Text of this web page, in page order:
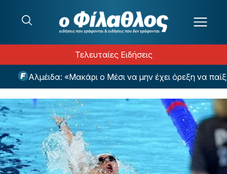
Τελευταίες Ειδήσεις
Αλμέιδα: «Μακάρι ο Μέσι να μην έχει όρεξη να παίξει